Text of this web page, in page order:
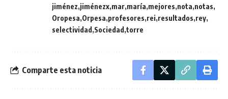
jiménez jiménezx mar maría mejores nota notas
Oropesa Orpesa profesores rei resultados rey
selectividad Sociedad torre
Comparte esta noticia